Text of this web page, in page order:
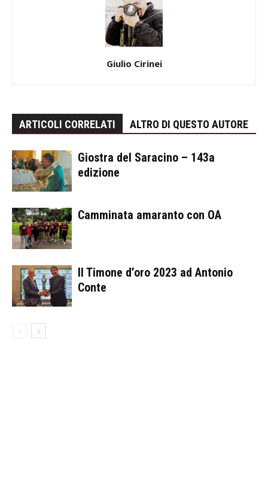
Giulio Cirinei
ARTICOLI CORRELATI ALTRO DI QUESTO AUTORE
Giostra del Saracino – 143a
edizione
Camminata amaranto con OA
Il Timone d’oro 2023 ad Antonio
Conte